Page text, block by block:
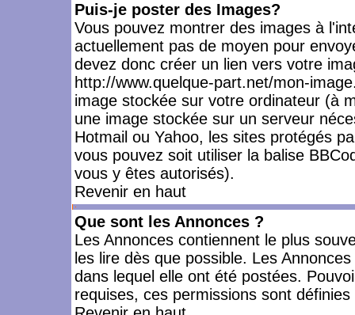
Puis-je poster des Images?
Vous pouvez montrer des images à
actuellement pas de moyen pour
devez donc créer un lien vers votre
http://www.quelque-part.net/mon-
image stockée sur votre ordinateur (à
une image stockée sur un serveur
Hotmail ou Yahoo, les sites protégés
vous pouvez soit utiliser la balise
vous y êtes autorisés).
Revenir en haut
Que sont les Annonces ?
Les Annonces contiennent le plus
les lire dès que possible. Les
dans lequel elle ont été postées.
requises, ces permissions sont